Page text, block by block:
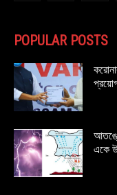
POPULAR POSTS
একে